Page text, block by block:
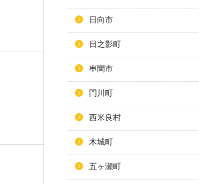
日向市
日之影町
串間市
門川町
西米良村
木城町
五ヶ瀬町